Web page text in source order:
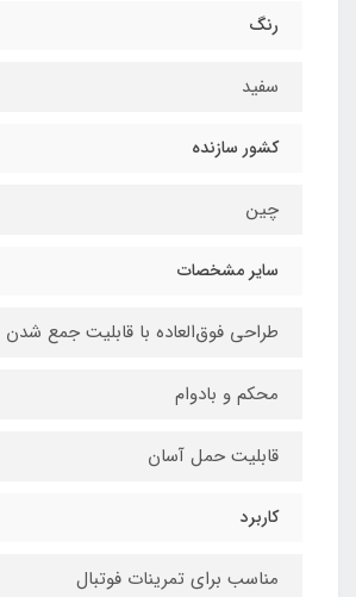
رنگ
سفید
کشور سازنده
چین
سایر مشخصات
طراحی فوق‌العاده‌ با قابلیت جمع ‌شدن
محکم و بادوام
قابلیت حمل آسان
کاربرد
مناسب برای تمرینات فوتبال